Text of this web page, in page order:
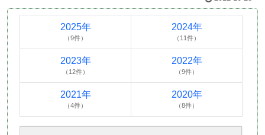
2025年
（9件）
2024年
（11件）
2023年
（12件）
2022年
（9件）
2021年
（4件）
2020年
（8件）